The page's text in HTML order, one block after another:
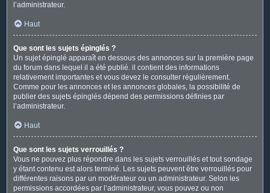
l’administrateur.
Haut
Que sont les sujets épinglés ?
Un sujet épinglé apparaît en dessous des annonces sur la première page
du forum dans lequel il a été publié. il contient des informations
relativement importantes et vous devez le consulter régulièrement.
Comme pour les annonces et les annonces globales, la possibilité de
publier des sujets épinglés dépend des permissions définies par
l’administrateur.
Haut
Que sont les sujets verrouillés ?
Vous ne pouvez plus répondre dans les sujets verrouillés et tout sondage
y étant contenu est alors terminé. Les sujets peuvent être verrouillés pour
différentes raisons par un modérateur ou un administrateur. Selon les
permissions accordées par l’administrateur, vous pouvez ou non